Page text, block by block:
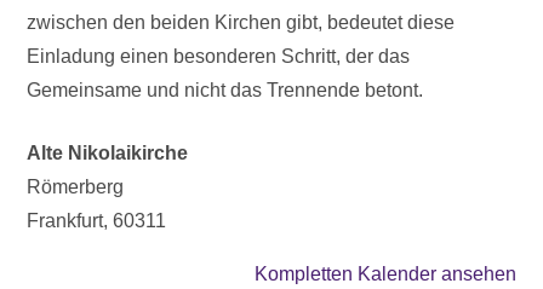
zwischen den beiden Kirchen gibt, bedeutet diese
Einladung einen besonderen Schritt, der das
Gemeinsame und nicht das Trennende betont.
Alte Nikolaikirche
Römerberg
Frankfurt,60311
Kompletten Kalender ansehen